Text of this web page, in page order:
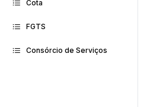
Cota
FGTS
Consórcio de Serviços